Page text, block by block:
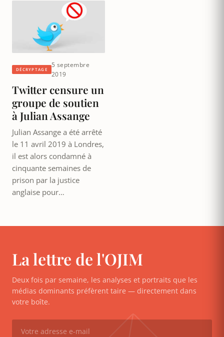
DÉCRYPTAGE
5 septembre
2019
Twitter censure un
groupe de soutien
à Julian Assange
Julian Assange a été arrêté
le 11 avril 2019 à Londres,
il est alors condamné à
cinquante semaines de
prison par la justice
anglaise pour…
La lettre de l'OJIM
Deux fois par semaine, les analyses et portraits que les
médias dominants préfèrent taire — directement dans
votre boîte.